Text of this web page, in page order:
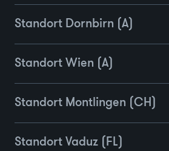
Standort Dornbirn (A)
Standort Wien (A)
Standort Montlingen (CH)
Standort Vaduz (FL)